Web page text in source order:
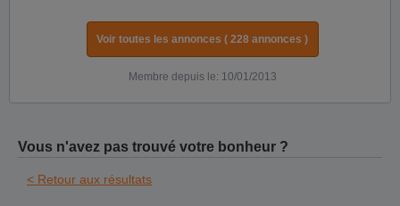
Voir toutes les annonces ( 228 annonces )
Membre depuis le: 10/01/2013
Vous n'avez pas trouvé votre bonheur ?
< Retour aux résultats